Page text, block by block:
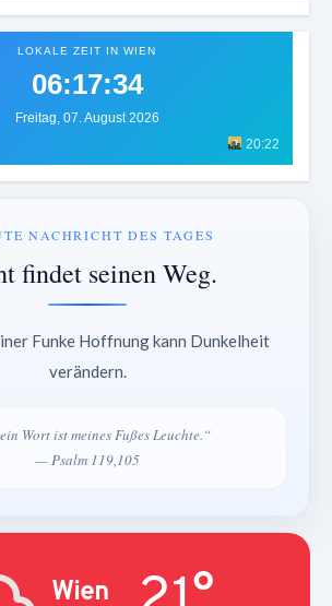
LOKALE ZEIT IN WIEN
06:17:38
Freitag, 07. August 2026
20:22
NACHRICHT DES TAGES
findet seinen Weg.
Funke Hoffnung kann Dunkelheit
verändern.
Wort ist meines Fußes Leuchte.“
— Psalm 119,105
Wien